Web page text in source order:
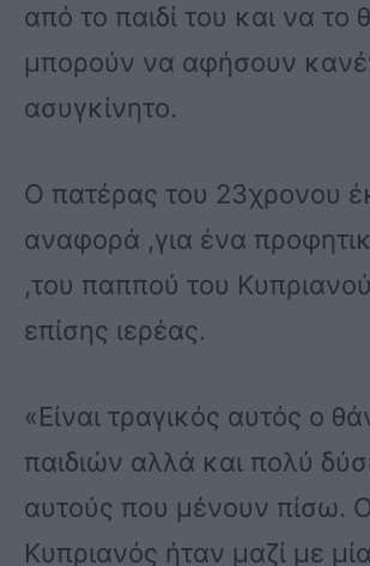
από το παιδί του και να το
μπορούν να αφήσουν
ασυγκίνητο.
Ο πατέρας του 23χρονου
αναφορά ,για ένα
,του παππού του
επίσης ιερέας.
«Είναι τραγικός αυτός ο
παιδιών αλλά και πολύ
αυτούς που μένουν πίσω. Ο
Κυπριανός ήταν μαζί με